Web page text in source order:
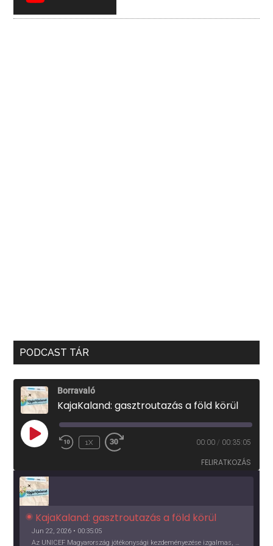
PODCAST TÁR
Borravaló
KajaKaland: gasztroutazás a föld körül
PLAY
EPISODE
1X 00:00 / 00:35:05
FELIRATKOZÁS
KajaKaland: gasztroutazás a föld körül
Jun 22, 2026 • 00:35:05
Az UNICEF Magyarország jótékonysági kezdeményezése izgalmas, egész éves világkörüli ízutazásra hív, igazi családi program és gasztroedukáció, illetve segítség a rászorulóknak is egyben.